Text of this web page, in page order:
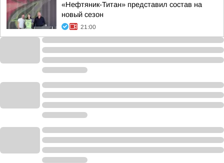
«Нефтяник-Титан» представил состав на
новый сезон
21:00